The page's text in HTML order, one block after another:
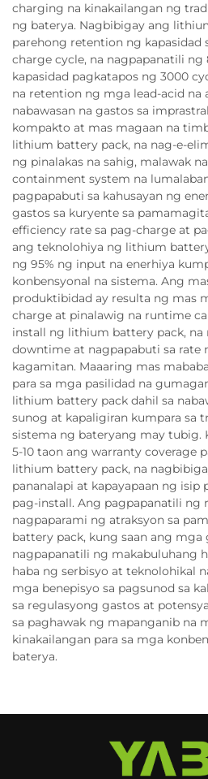
charging na kinakailangan ng
ng baterya. Nagbibigay ang
parehong retention ng kapasidad
charge cycle, na nagpapanatili
kapasidad pagkatapos ng 3000
na retention ng mga lead-acid na
nabawasan na gastos sa
kompakto at mas magaan na
lithium battery pack, na nag-e-
ng pinalakas na sahig, malawak
containment system na
pagpapabuti sa kahusayan ng
gastos sa kuryente sa
efficiency rate sa pag-charge at
ang teknolohiya ng lithium
ng 95% ng input na enerhiya
konbensyonal na sistema. Ang
produktibidad ay resulta ng mas
charge at pinalawig na runtime
install ng lithium battery pack, na
downtime at nagpapabuti sa rate
kagamitan. Maaaring mas
para sa mga pasilidad na
lithium battery pack dahil sa
sunog at kapaligiran kumpara sa
sistema ng bateryang may tubig.
5-10 taon ang warranty coverage
lithium battery pack, na
pananalapi at kapayapaan ng isip
pag-install. Ang pagpapanatili ng
nagpaparami ng atraksyon sa
battery pack, kung saan ang
nagpapanatili ng makabuluhang
haba ng serbisyo at teknolohikal
mga benepisyo sa pagsunod sa
sa regulasyong gastos at
sa paghawak ng mapanganib na
kinakailangan para sa mga
baterya.